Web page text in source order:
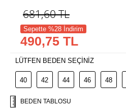
681,60TL
Sepette %28 İndirim
490,75 TL
LÜTFEN BEDEN SEÇİNİZ
40 42 44 46 48
BEDEN TABLOSU